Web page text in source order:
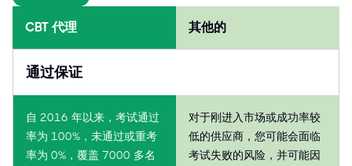
CBT 代理 其他的
通过保证
自 2016 年以来，考试通过
率为 100%，未通过或重考
率为 0%，覆盖 7000 多名
对于刚进入市场或成功率较
低的供应商，您可能会面临
考试失败的风险，并可能因